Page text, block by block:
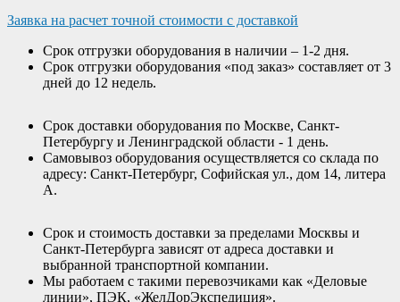
Заявка на расчет точной стоимости с доставкой
Срок отгрузки оборудования в наличии – 1-2 дня.
Срок отгрузки оборудования «под заказ» составляет от 3
дней до 12 недель.
Срок доставки оборудования по Москве, Санкт-
Петербургу и Ленинградской области - 1 день.
Самовывоз оборудования осуществляется со склада по
адресу: Санкт-Петербург, Софийская ул., дом 14, литера
А.
Срок и стоимость доставки за пределами Москвы и
Санкт-Петербурга зависят от адреса доставки и
выбранной транспортной компании.
Мы работаем с такими перевозчиками как «Деловые
линии», ПЭК, «ЖелДорЭкспедиция».